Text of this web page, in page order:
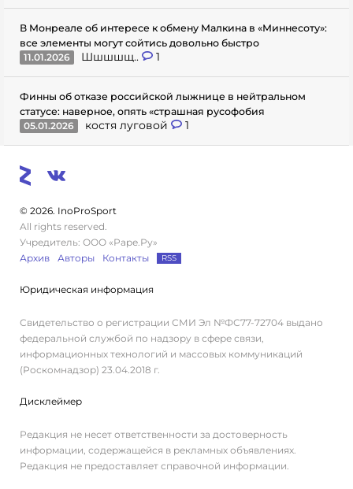
В Монреале об интересе к обмену Малкина в «Миннесоту»:
все элементы могут сойтись довольно быстро
11.01.2026
Шшшшщ.. 1
Финны об отказе российской лыжнице в нейтральном
статусе: наверное, опять «страшная русофобия
05.01.2026
костя луговой 1
© 2026. InoProSport
All rights reserved.
Учредитель: ООО «Раре.Ру»
Архив
Авторы Контакты RSS
Юридическая информация
Свидетельство о регистрации СМИ Эл №ФС77-72704 выдано
федеральной службой по надзору в сфере связи,
информационных технологий и массовых коммуникаций
(Роскомнадзор) 23.04.2018 г.
Дисклеймер
Редакция не несет ответственности за достоверность
информации, содержащейся в рекламных объявлениях.
Редакция не предоставляет справочной информации.